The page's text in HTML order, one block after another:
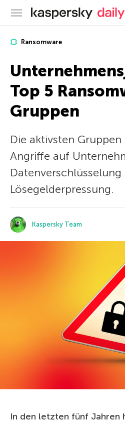
Ransomware
Top 5
Gruppen
Die aktivsten
Angriffe auf
Datenverschlüsselung
Lösegelderpressung.
Kaspersky Team
In den letzten fünf Jahren